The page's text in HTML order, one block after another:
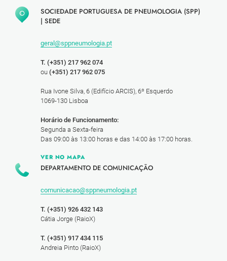
SOCIEDADE PORTUGUESA DE PNEUMOLOGIA (SPP)
| SEDE
geral@sppneumologia.pt
T. (+351) 217 962 074
ou (+351) 217 962 075
Rua Ivone Silva, 6 (Edifício ARCIS), 6º Esquerdo
1069-130 Lisboa
Horário de Funcionamento:
Segunda a Sexta-feira
Das 09:00 às 13:00 horas e das 14:00 às 17:00 horas.
VER NO MAPA
DEPARTAMENTO DE COMUNICAÇÃO
comunicacao@sppneumologia.pt
T. (+351) 926 432 143
Cátia Jorge (RaioX)
T. (+351) 917 434 115
Andreia Pinto (RaioX)